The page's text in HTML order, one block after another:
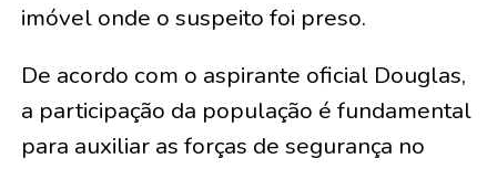
imóvel onde o suspeito foi preso.
De acordo com o aspirante oficial Douglas,
a participação da população é fundamental
para auxiliar as forças de segurança no